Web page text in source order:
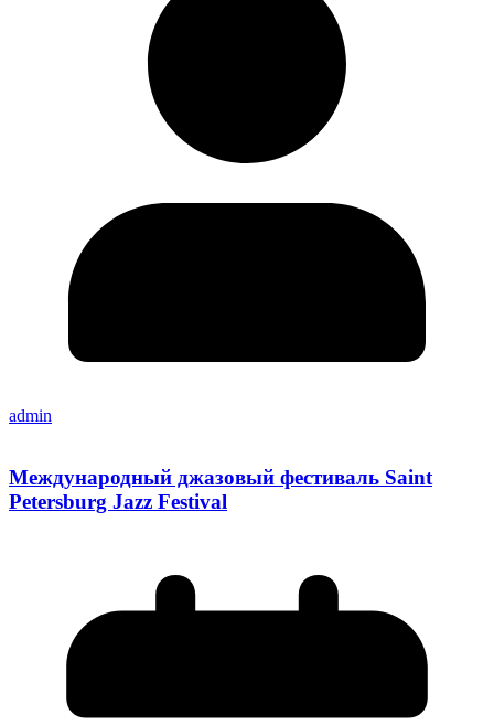
admin
Международный джазовый фестиваль Saint
Petersburg Jazz Festival